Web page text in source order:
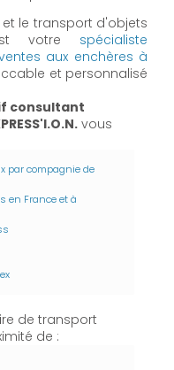
le transport d'objets
votre spécialiste
aux enchères à
et personnalisé
consultant
vous
par compagnie de
en France et à
de transport
de :